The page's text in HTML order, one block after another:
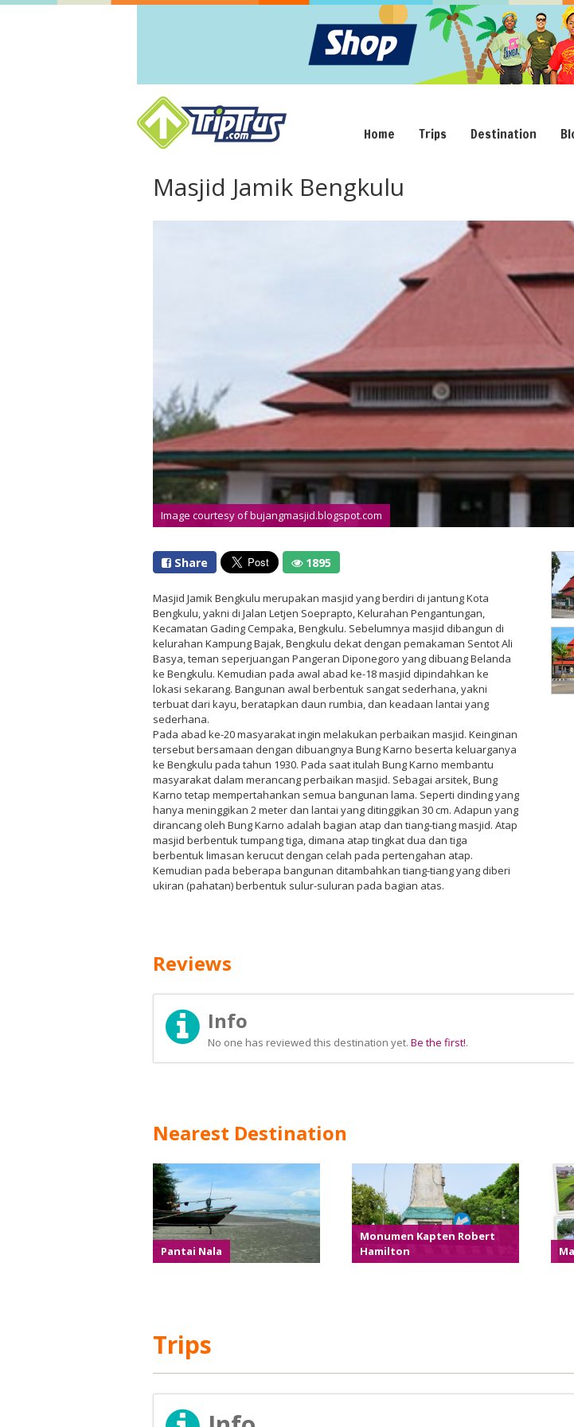
Home Trips Destination
Masjid Jamik Bengkulu
Image courtesy of bujangmasjid.blogspot.com
Share 1895
Masjid Jamik Bengkulu merupakan masjid yang berdiri di jantung Kota
Bengkulu, yakni di Jalan Letjen Soeprapto, Kelurahan Pengantungan,
Kecamatan Gading Cempaka, Bengkulu. Sebelumnya masjid dibangun di
kelurahan Kampung Bajak, Bengkulu dekat dengan pemakaman Sentot Ali
Basya, teman seperjuangan Pangeran Diponegoro yang dibuang Belanda
ke Bengkulu. Kemudian pada awal abad ke-18 masjid dipindahkan ke
lokasi sekarang. Bangunan awal berbentuk sangat sederhana, yakni
terbuat dari kayu, beratapkan daun rumbia, dan keadaan lantai yang
sederhana.
Pada abad ke-20 masyarakat ingin melakukan perbaikan masjid. Keinginan
tersebut bersamaan dengan dibuangnya Bung Karno beserta keluarganya
ke Bengkulu pada tahun 1930. Pada saat itulah Bung Karno membantu
masyarakat dalam merancang perbaikan masjid. Sebagai arsitek, Bung
Karno tetap mempertahankan semua bangunan lama. Seperti dinding yang
hanya meninggikan 2 meter dan lantai yang ditinggikan 30 cm. Adapun yang
dirancang oleh Bung Karno adalah bagian atap dan tiang-tiang masjid. Atap
masjid berbentuk tumpang tiga, dimana atap tingkat dua dan tiga
berbentuk limasan kerucut dengan celah pada pertengahan atap.
Kemudian pada beberapa bangunan ditambahkan tiang-tiang yang diberi
ukiran (pahatan) berbentuk sulur-suluran pada bagian atas.
Reviews
Info
No one has reviewed this destination yet. Be the first!.
Nearest Destination
Pantai Nala
Monumen Kapten Robert
Hamilton
Trips